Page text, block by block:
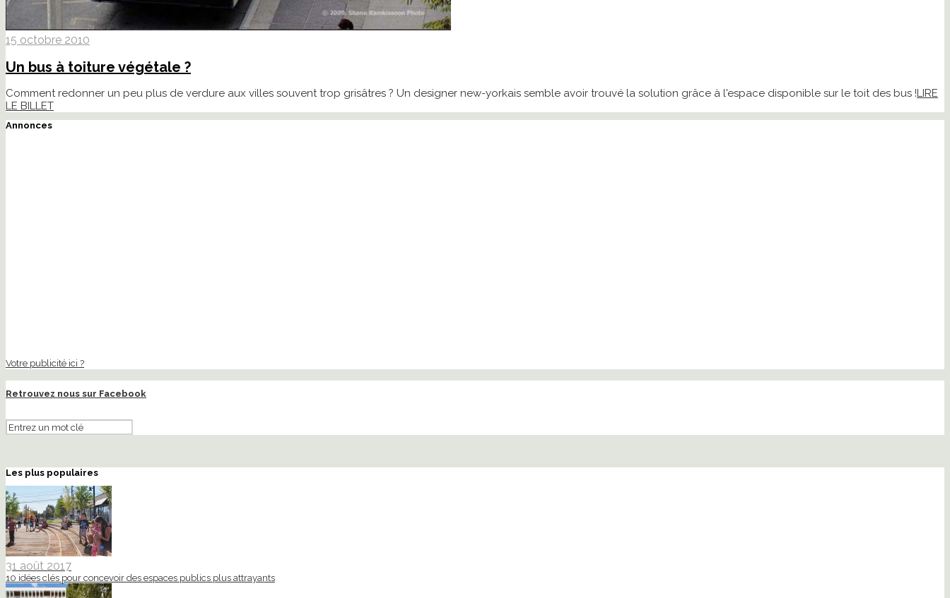
15 octobre 2010
Un bus à toiture végétale ?
Comment redonner un peu plus de verdure aux villes souvent trop grisâtres ? Un designer new-yorkais semble avoir trouvé la solution grâce à l'espace disponible sur le toit des bus !LIRE
LE BILLET
Annonces
Votre publicité ici ?
Retrouvez nous sur Facebook
Les plus populaires
31 août 2017
10 idées clés pour concevoir des espaces publics plus attrayants